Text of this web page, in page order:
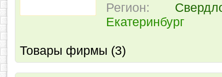
Регион:
Екатеринбург
Товары фирмы (3)